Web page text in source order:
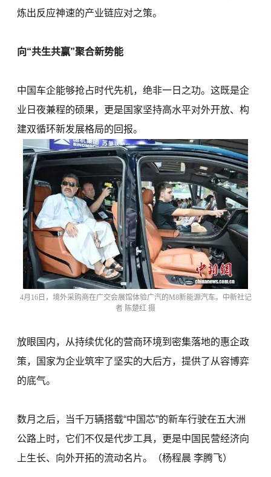
炼出反应神速的产业链应对之策。
向“共生共赢”聚合新势能
中国车企能够抢占时代先机，绝非一日之功。这既是企
业日夜兼程的硕果，更是国家坚持高水平对外开放、构
建双循环新发展格局的回报。
4月16日，境外采购商在广交会展馆体验广汽的M8新能源汽车。中新社记
者 陈楚红 摄
放眼国内，从持续优化的营商环境到密集落地的惠企政
策，国家为企业筑牢了坚实的大后方，提供了从容博弈
的底气。
数月之后，当千万辆搭载“中国芯”的新车行驶在五大洲
公路上时，它们不仅是代步工具，更是中国民营经济向
上生长、向外开拓的流动名片。（杨程晨 李腾飞）